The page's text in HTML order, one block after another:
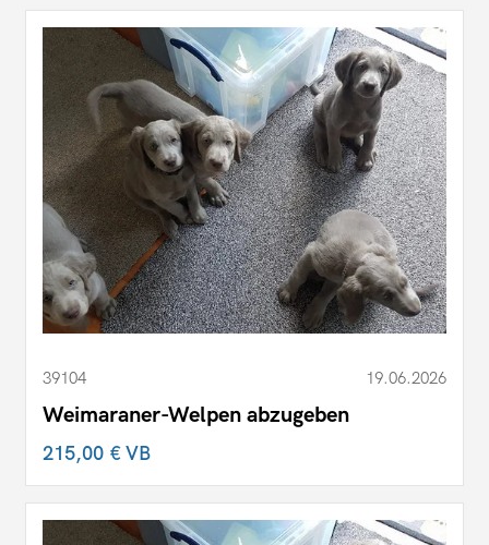
39104 19.06.2026
Weimaraner-Welpen abzugeben
215,00 €VB